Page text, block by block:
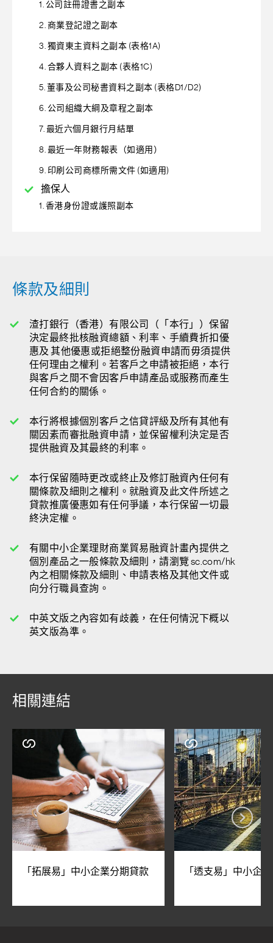
1. 公司註冊證書之副本
2. 商業登記證之副本
3. 獨資東主資料之副本 (表格1A)
4. 合夥人資料之副本 (表格1C)
5. 董事及公司秘書資料之副本 (表格D1/D2)
6. 公司組織大綱及章程之副本
7. 最近六個月銀行月結單
8. 最近一年財務報表（如適用）
9. 印刷公司商標所需文件 (如適用)
擔保人
1. 香港身份證或護照副本
條款及細則
渣打銀行（香港）有限公司（「本行」）保留
決定最終批核融資總額、利率、手續費折扣優
惠及 其他優惠或拒絕整份融資申請而毋須提供
任何理由之權利。若客戶之申請被拒絕，本行
與客戶之間不會因客戶申請產品或服務而產生
任何合約的關係。
本行將根據個別客戶之信貸評級及所有其他有
關因素而審批融資申請，並保留權利決定是否
提供融資及其最終的利率。
本行保留隨時更改或終止及修訂融資內任何有
關條款及細則之權利。就融資及此文件所述之
貸款推廣優惠如有任何爭議，本行保留一切最
終決定權。
有關中小企業理財商業貿易融資計畫內提供之
個別產品之一般條款及細則，請瀏覽 sc.com/hk
內之相關條款及細則、申請表格及其他文件或
向分行職員查詢。
中英文版之內容如有歧義，在任何情況下概以
英文版為準。
相關連結
「拓展易」中小企業分期貸款 「透支易」中小企